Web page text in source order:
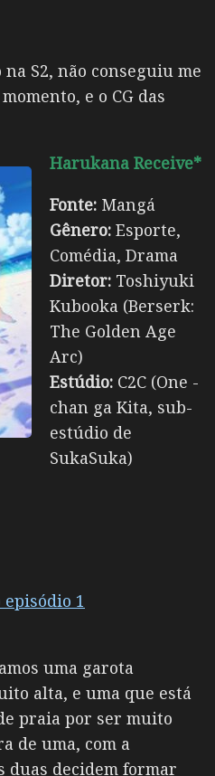
S2, não conseguiu me
e o CG das
Harukana Receive*
Fonte: Mangá
Gênero: Esporte,
Comédia, Drama
Diretor: Toshiyuki
Kubooka (Berserk:
The Golden Age
Arc)
Estúdio: C2C (One -
chan ga Kita, sub-
estúdio de
SukaSuka)
1
uma garota
alta, e uma que está
praia por ser muito
de uma, com a
duas decidem formar